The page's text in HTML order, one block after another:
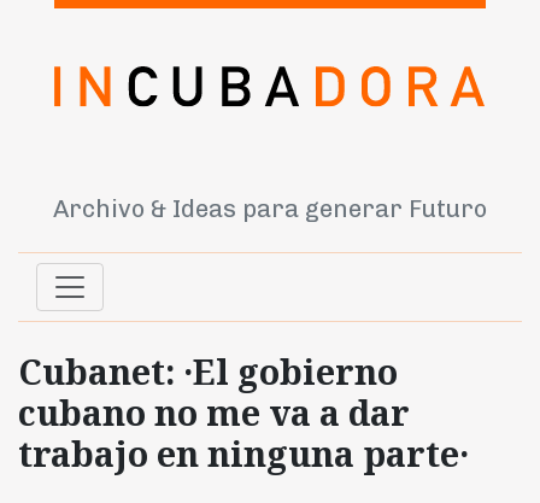
Archivo & Ideas para generar Futuro
Cubanet: ·El gobierno
cubano no me va a dar
trabajo en ninguna parte·